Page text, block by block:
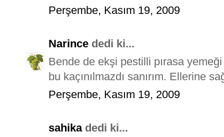
Perşembe, Kasım 19, 2009
Narince dedi ki...
Bende de ekşi pestilli pırasa
bu kaçınılmazdı sanırım. Ellerine
Perşembe, Kasım 19, 2009
sahikadedi ki...